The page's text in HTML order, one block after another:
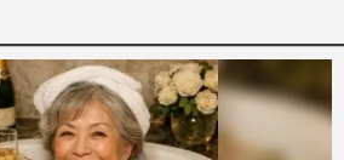
来賢人との共演が目標」高校生らし
ップと“素顔”
性2026年2月10日号
売『週刊女性』2/10号の表紙と中身